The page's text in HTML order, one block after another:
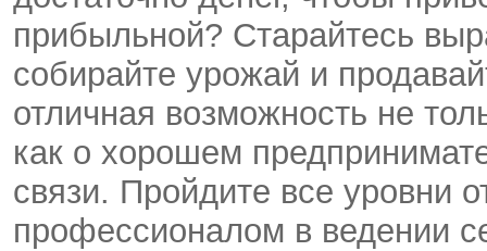
прибыльной? Старайтесь
собирайте урожай и
отличная возможность не
как о хорошем
связи. Пройдите все уровни
профессионалом в ведении